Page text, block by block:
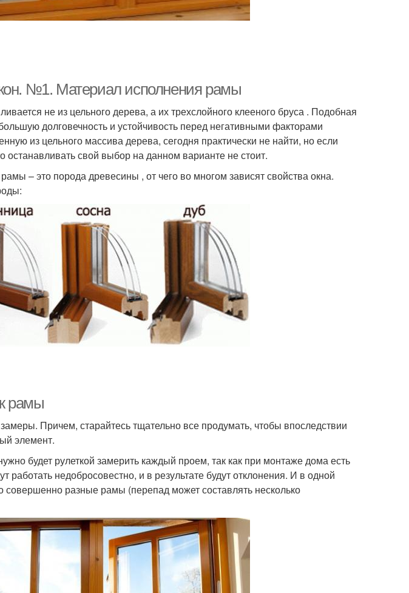
№1. Материал исполнения рамы
не из цельного дерева, а их трехслойного клееного бруса . Подобная
долговечность и устойчивость перед негативными факторами
из цельного массива дерева, сегодня практически не найти, но если
останавливать свой выбор на данном варианте не стоит.
– это порода древесины , от чего во многом зависят свойства окна.
рамы
Причем, старайтесь тщательно все продумать, чтобы впоследствии
элемент.
будет рулеткой замерить каждый проем, так как при монтаже дома есть
работать недобросовестно, и в результате будут отклонения. И в одной
совершенно разные рамы (перепад может составлять несколько